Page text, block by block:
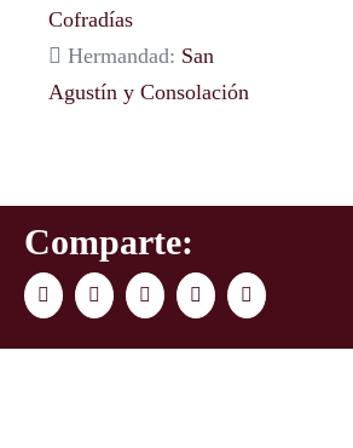
Cofradías
Hermandad: San
Agustín y Consolación
Comparte:
FacebookTwitter LinkedInWhatsAppCorreo
electrónico